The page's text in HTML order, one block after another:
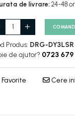
de livrare:24-48
Produs: DRG-DY3LSR
de ajutor? 0723 679
Cere